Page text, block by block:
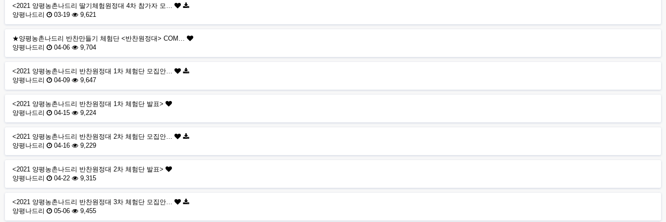
<2021 양평농촌나드리 딸기체험원정대 4차 참가자 모…
양평나드리
03-19 9,621
★양평농촌나드리 반찬만들기 체험단 <반찬원정대> COM…
양평나드리
04-06 9,704
<2021 양평농촌나드리 반찬원정대 1차 체험단 모집안…
양평나드리
04-09 9,647
<2021 양평농촌나드리 반찬원정대 1차 체험단 발표>
양평나드리
04-15 9,224
<2021 양평농촌나드리 반찬원정대 2차 체험단 모집안…
양평나드리
04-16 9,229
<2021 양평농촌나드리 반찬원정대 2차 체험단 발표>
양평나드리
04-22 9,315
<2021 양평농촌나드리 반찬원정대 3차 체험단 모집안…
양평나드리
05-06 9,455